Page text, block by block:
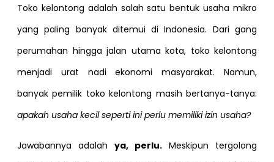
Toko kelontong adalah salah satu bentuk usaha mikro
yang paling banyak ditemui di Indonesia. Dari gang
perumahan hingga jalan utama kota, toko kelontong
menjadi urat nadi ekonomi masyarakat. Namun,
banyak pemilik toko kelontong masih bertanya-tanya:
apakah usaha kecil seperti ini perlu memiliki izin usaha?
Jawabannya adalah ya, perlu. Meskipun tergolong